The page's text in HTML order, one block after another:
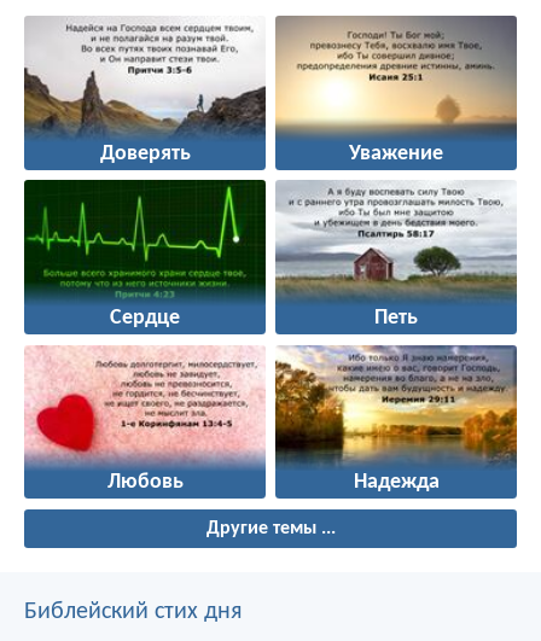
Доверять Уважение
Сердце Петь
Любовь Надежда
Другие темы ...
Библейский стих дня